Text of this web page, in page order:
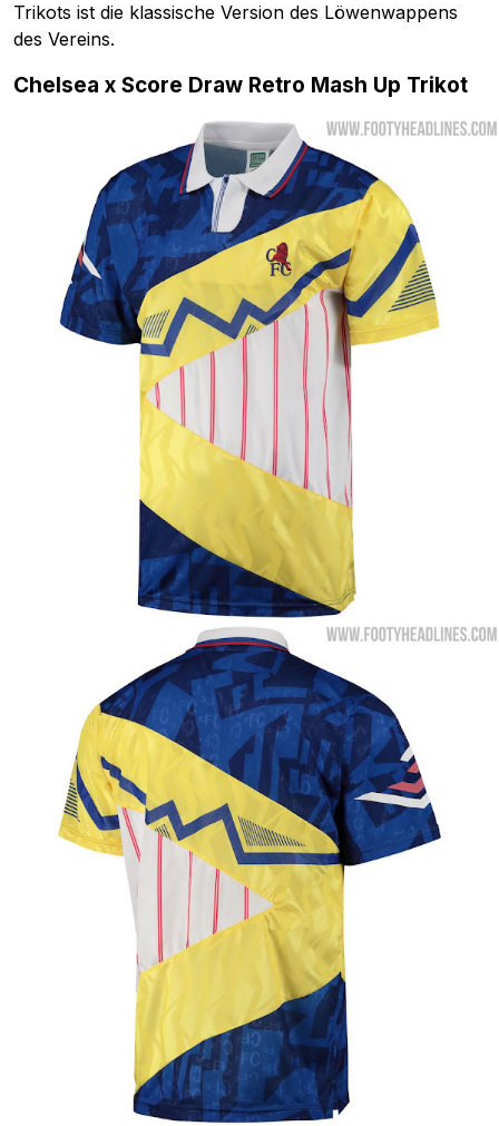
Trikots ist die klassische Version des Löwenwappens
des Vereins.
Chelsea x Score Draw Retro Mash Up Trikot